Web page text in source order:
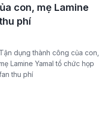
con, mẹ Lamine
phí
Tận dụng thành công của con,
Lamine Yamal tổ chức họp
thu phí